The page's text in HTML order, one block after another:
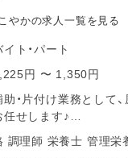
かの求人一覧を見る
ト・パート
円 〜 1,350円
・片付け業務として
任せします♪
よび職員向けの給食・
無資格 調理師 栄養士